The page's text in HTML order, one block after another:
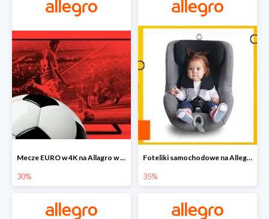
Mecze EURO w 4K na Allagro w super cenach
30%
Foteliki samochodowe na Allegro w super cenach
35%